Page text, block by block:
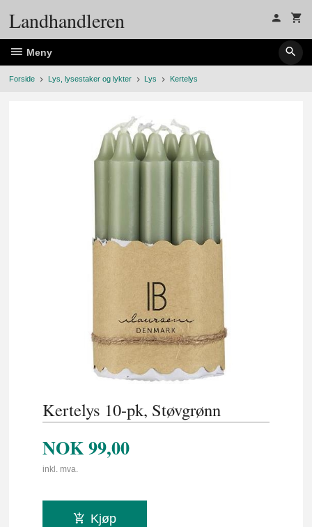
Landhandleren
Meny
Forside Lys, lysestaker og lykter Lys Kertelys
Kertelys 10-pk, Støvgrønn
NOK99,00
inkl. mva.
Kjøp